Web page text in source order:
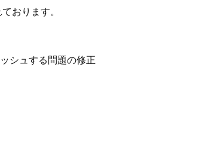
おります。
シュする問題の修正